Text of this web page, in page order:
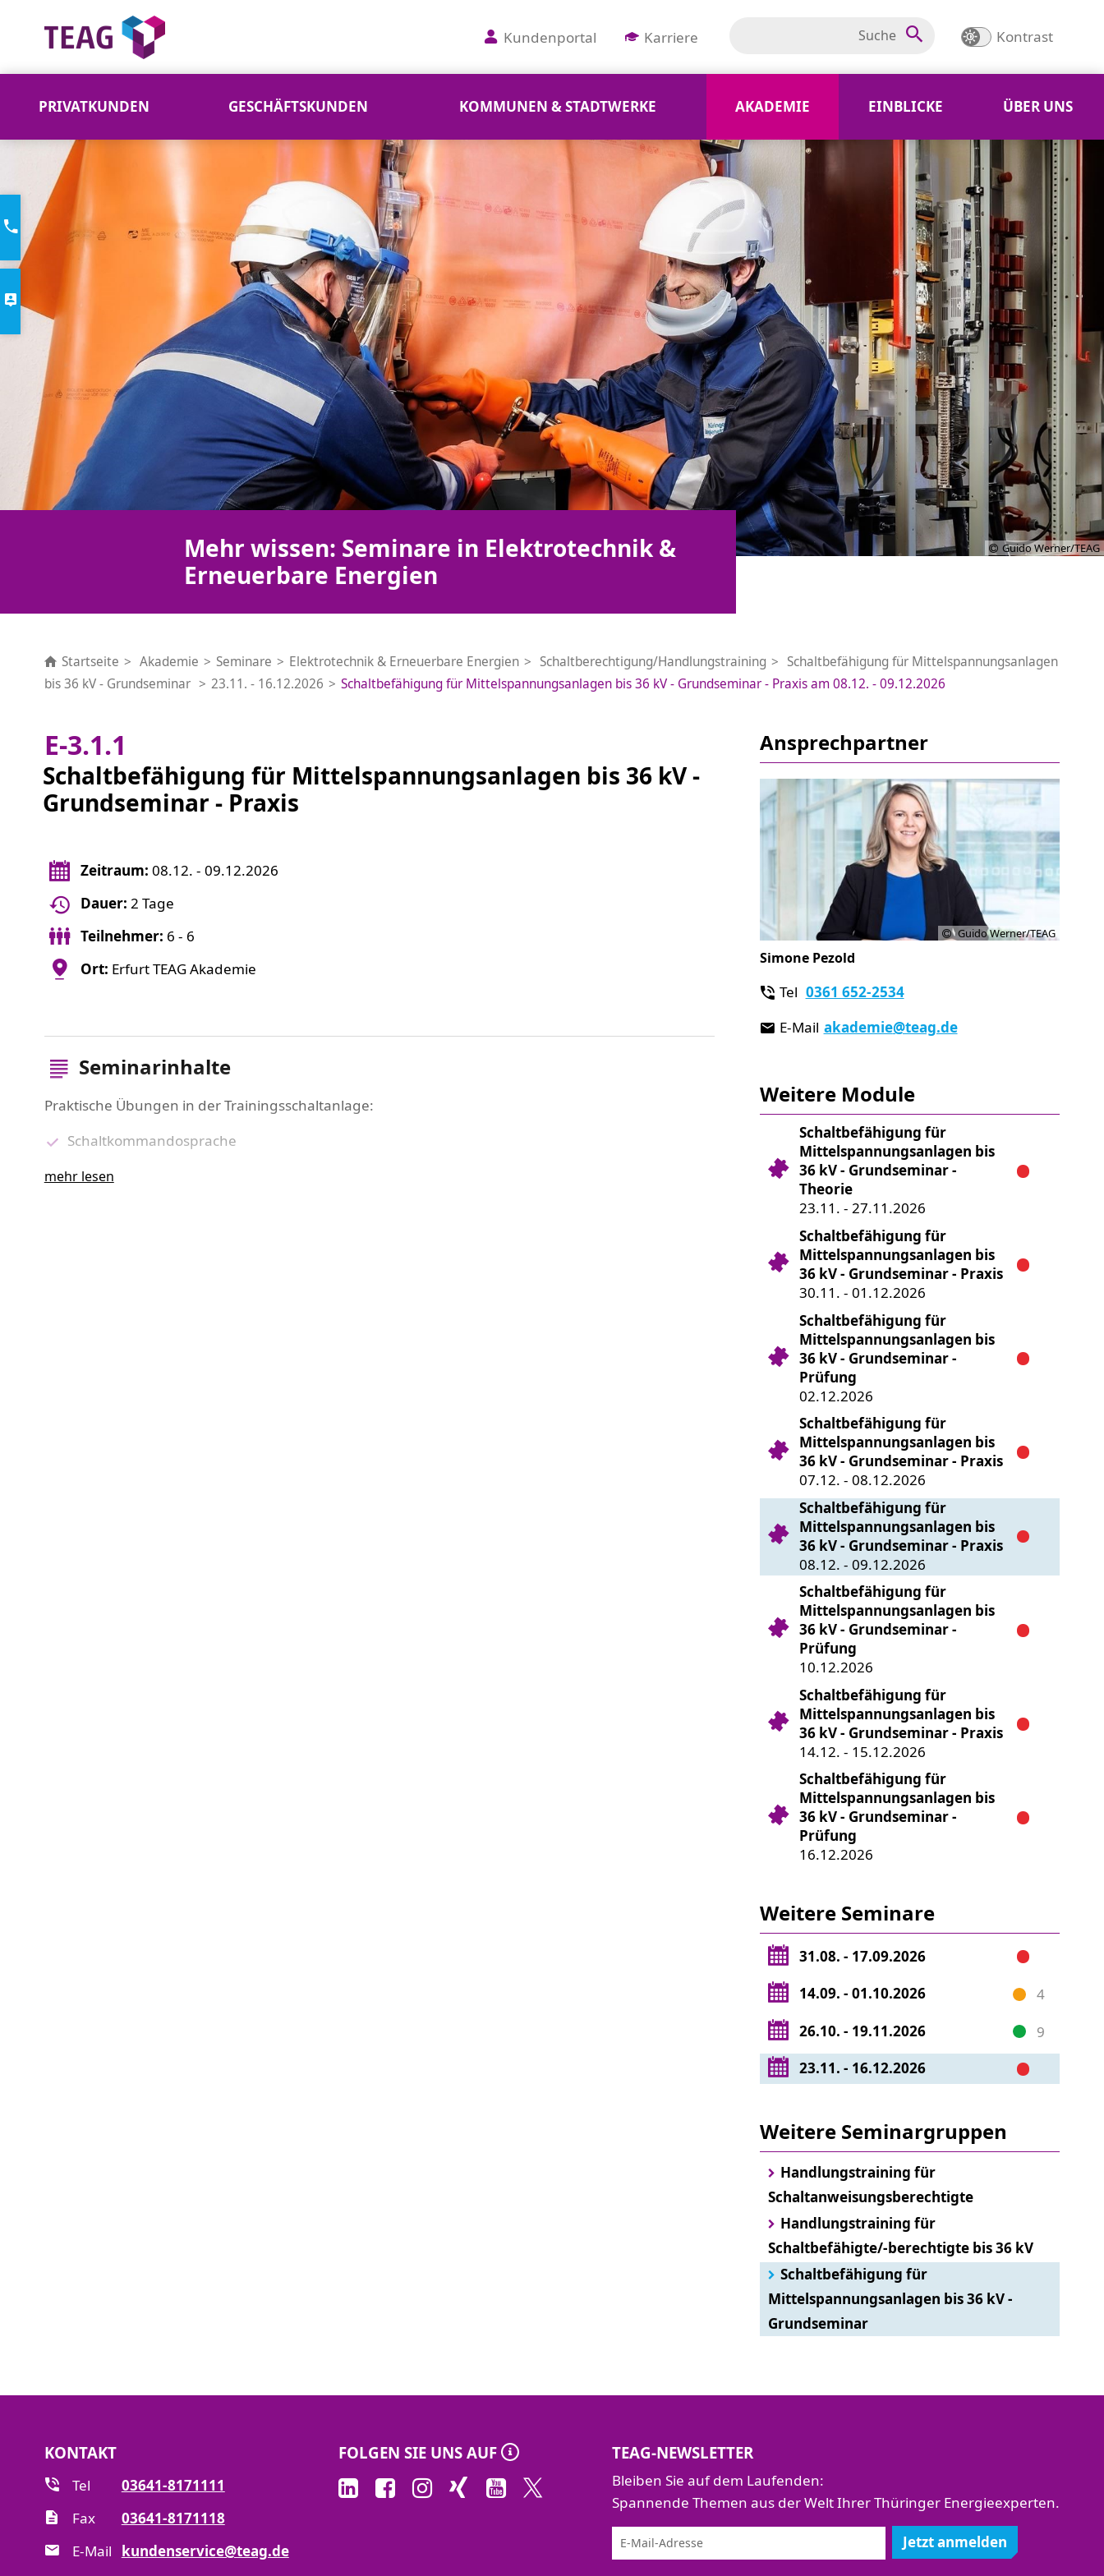
Kundenportal Karriere Kontrast
PRIVATKUNDEN GESCHÄFTSKUNDEN KOMMUNEN & STADTWERKE AKADEMIE EINBLICKE ÜBER UNS
Guido Werner/TEAG
Mehr wissen: Seminare in Elektrotechnik &
Erneuerbare Energien
Startseite Akademie Seminare Elektrotechnik & Erneuerbare Energien Schaltberechtigung/Handlungstraining
Schaltbefähigung für Mittelspannungsanlagen
bis 36 kV - Grundseminar
23.11. - 16.12.2026 Schaltbefähigung für Mittelspannungsanlagen bis 36 kV - Grundseminar - Praxis am 08.12. - 09.12.2026
E-3.1.1
Schaltbefähigung für Mittelspannungsanlagen bis 36 kV -
Grundseminar - Praxis
Zeitraum: 08.12. - 09.12.2026
Dauer: 2 Tage
Teilnehmer: 6 - 6
Ort: Erfurt TEAG Akademie
Seminarinhalte
Praktische Übungen in der Trainingsschaltanlage:
Schaltkommandosprache
Durchführen der 5 Sicherheitsregeln
mehr lesen
Ansprechpartner
Guido Werner/TEAG
Simone Pezold
Tel 0361 652-2534
E-Mail akademie@teag.de
Weitere Module
Schaltbefähigung für
Mittelspannungsanlagen bis
36 kV - Grundseminar -
Theorie
23.11. - 27.11.2026
Schaltbefähigung für
Mittelspannungsanlagen bis
36 kV - Grundseminar - Praxis
30.11. - 01.12.2026
Schaltbefähigung für
Mittelspannungsanlagen bis
36 kV - Grundseminar -
Prüfung
02.12.2026
Schaltbefähigung für
Mittelspannungsanlagen bis
36 kV - Grundseminar - Praxis
07.12. - 08.12.2026
Schaltbefähigung für
Mittelspannungsanlagen bis
36 kV - Grundseminar - Praxis
08.12. - 09.12.2026
Schaltbefähigung für
Mittelspannungsanlagen bis
36 kV - Grundseminar -
Prüfung
10.12.2026
Schaltbefähigung für
Mittelspannungsanlagen bis
36 kV - Grundseminar - Praxis
14.12. - 15.12.2026
Schaltbefähigung für
Mittelspannungsanlagen bis
36 kV - Grundseminar -
Prüfung
16.12.2026
Weitere Seminare
31.08. - 17.09.2026
14.09. - 01.10.2026
4
26.10. - 19.11.2026
9
23.11. - 16.12.2026
Weitere Seminargruppen
Handlungstraining für
Schaltanweisungsberechtigte
Handlungstraining für
Schaltbefähigte/-berechtigte bis 36 kV
Schaltbefähigung für
Mittelspannungsanlagen bis 36 kV -
Grundseminar
KONTAKT
Tel
03641-8171111
Fax
03641-8171118
E-Mail
kundenservice@teag.de
FOLGEN SIE UNS AUF TEAG-NEWSLETTER
Bleiben Sie auf dem Laufenden:
Spannende Themen aus der Welt Ihrer Thüringer Energieexperten.
Jetzt anmelden